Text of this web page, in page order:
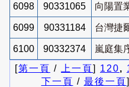
6098 90331065 向陽置
6099 90331184 台灣捷
6100 90332374
嵐庭集
[第一頁 / 上一頁] 120,
下一頁 / 最後一頁